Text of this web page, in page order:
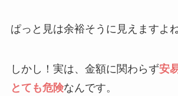
ぱっと見は余裕そうに見えますよね
しかし！実は、金額に関わらず安
とても危険なんです。